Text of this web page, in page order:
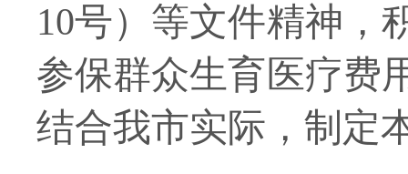
10号）等文件精神，
参保群众生育医疗费
结合我市实际，制定